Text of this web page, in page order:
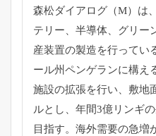
森松ダイアログ（M）は
テリー、半導体、グリー
産装置の製造を行ってい
ール州ペンゲランに構え
施設の拡張を行い、敷地
ルとし、年間3億リンギ
目指す。海外需要の急増